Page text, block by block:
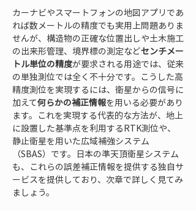
カーナビやスマートフォンの地図アプリであ
れば数メートルの精度でも実用上問題ありま
せんが、構造物の正確な位置出しや土木施工
の出来形管理、境界標の測定などセンチメー
トル単位の精度が要求される用途では、従来
の単独測位では全く不十分です。こうした高
精度測位を実現するには、衛星からの信号に
加えて何らかの補正情報を用いる必要があり
ます。これを実現する代表的な方法が、地上
に設置した基準点を利用するRTK測位や、
静止衛星を用いた広域補強システム
（SBAS）です。日本の準天頂衛星システム
も、これらの誤差補正情報を提供する独自サ
ービスを提供しており、次章で詳しく見てみ
ましょう。